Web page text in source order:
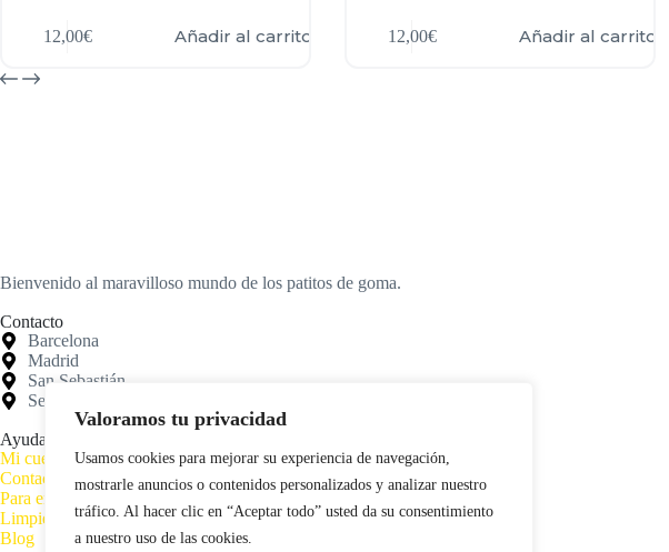
Valoramos tu privacidad
Usamos cookies para mejorar su experiencia de navegación,
mostrarle anuncios o contenidos personalizados y analizar nuestro
tráfico. Al hacer clic en “Aceptar todo” usted da su consentimiento
a nuestro uso de las cookies.
12,00€ Añadir al carrito 12,00€ Añadir al carrito
Bienvenido al maravilloso mundo de los patitos de goma.
Contacto
Barcelona
Madrid
San Sebastián
Segovia
Ayuda
Mi cuenta
Contacto
Para empresas
Limpieza de Patitos
Blog